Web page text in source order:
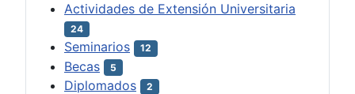
Actividades de Extensión Universitaria
24
Seminarios 12
Becas 5
Diplomados 2